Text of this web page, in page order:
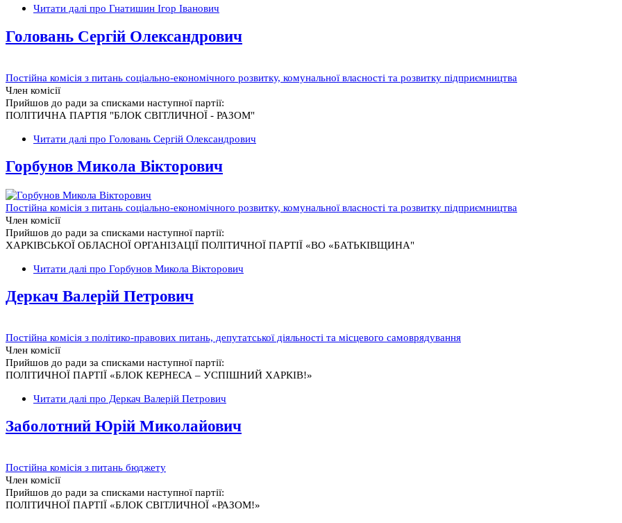
Читати далі про Гнатишин Ігор Іванович
Головань Сергій Олександрович
Постійна комісія з питань соціально-економічного розвитку, комунальної власності та розвитку підприємництва
Член комісії
Прийшов до ради за списками наступної партії:
ПОЛІТИЧНА ПАРТІЯ "БЛОК СВІТЛИЧНОЇ - РАЗОМ"
Читати далі про Головань Сергій Олександрович
Горбунов Микола Вікторович
Постійна комісія з питань соціально-економічного розвитку, комунальної власності та розвитку підприємництва
Член комісії
Прийшов до ради за списками наступної партії:
ХАРКІВСЬКОЇ ОБЛАСНОЇ ОРГАНІЗАЦІЇ ПОЛІТИЧНОЇ ПАРТІЇ «ВО «БАТЬКІВЩИНА"
Читати далі про Горбунов Микола Вікторович
Деркач Валерій Петрович
Постійна комісія з політико-правових питань, депутатської діяльності та місцевого самоврядування
Член комісії
Прийшов до ради за списками наступної партії:
ПОЛІТИЧНОЇ ПАРТІЇ «БЛОК КЕРНЕСА – УСПІШНИЙ ХАРКІВ!»
Читати далі про Деркач Валерій Петрович
Заболотний Юрій Миколайович
Постійна комісія з питань бюджету
Член комісії
Прийшов до ради за списками наступної партії:
ПОЛІТИЧНОЇ ПАРТІЇ «БЛОК СВІТЛИЧНОЇ «РАЗОМ!»